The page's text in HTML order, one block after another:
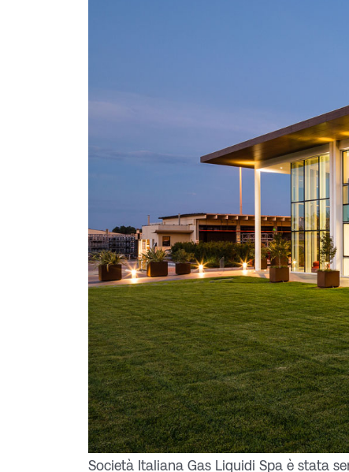
Società Italiana Gas Liquidi Spa è stata